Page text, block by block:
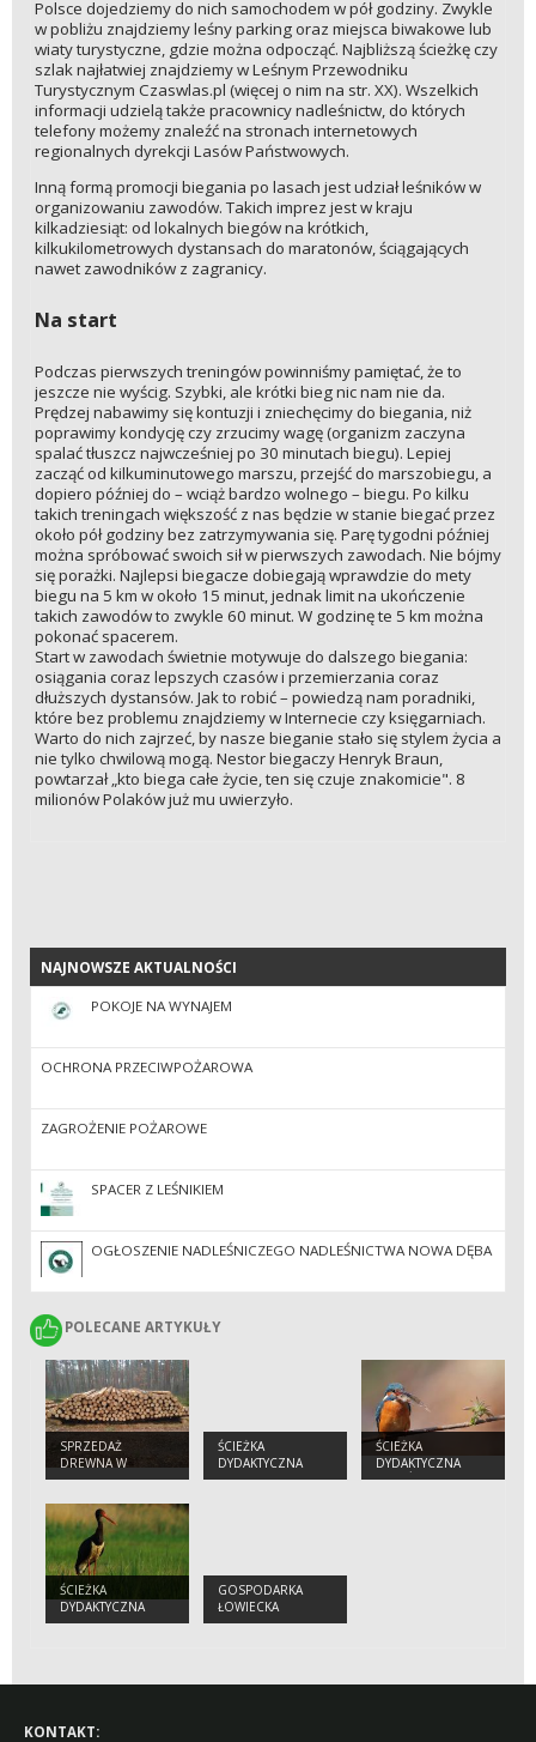
Polsce dojedziemy do nich samochodem w pół godziny. Zwykle
w pobliżu znajdziemy leśny parking oraz miejsca biwakowe lub
wiaty turystyczne, gdzie można odpocząć. Najbliższą ścieżkę czy
szlak najłatwiej znajdziemy w Leśnym Przewodniku
Turystycznym Czaswlas.pl (więcej o nim na str. XX). Wszelkich
informacji udzielą także pracownicy nadleśnictw, do których
telefony możemy znaleźć na stronach internetowych
regionalnych dyrekcji Lasów Państwowych.
Inną formą promocji biegania po lasach jest udział leśników w
organizowaniu zawodów. Takich imprez jest w kraju
kilkadziesiąt: od lokalnych biegów na krótkich,
kilkukilometrowych dystansach do maratonów, ściągających
nawet zawodników z zagranicy.
Na start
Podczas pierwszych treningów powinniśmy pamiętać, że to
jeszcze nie wyścig. Szybki, ale krótki bieg nic nam nie da.
Prędzej nabawimy się kontuzji i zniechęcimy do biegania, niż
poprawimy kondycję czy zrzucimy wagę (organizm zaczyna
spalać tłuszcz najwcześniej po 30 minutach biegu). Lepiej
zacząć od kilkuminutowego marszu, przejść do marszobiegu, a
dopiero później do – wciąż bardzo wolnego – biegu. Po kilku
takich treningach większość z nas będzie w stanie biegać przez
około pół godziny bez zatrzymywania się. Parę tygodni później
można spróbować swoich sił w pierwszych zawodach. Nie bójmy
się porażki. Najlepsi biegacze dobiegają wprawdzie do mety
biegu na 5 km w około 15 minut, jednak limit na ukończenie
takich zawodów to zwykle 60 minut. W godzinę te 5 km można
pokonać spacerem.
Start w zawodach świetnie motywuje do dalszego biegania:
osiągania coraz lepszych czasów i przemierzania coraz
dłuższych dystansów. Jak to robić – powiedzą nam poradniki,
które bez problemu znajdziemy w Internecie czy księgarniach.
Warto do nich zajrzeć, by nasze bieganie stało się stylem życia a
nie tylko chwilową mogą. Nestor biegaczy Henryk Braun,
powtarzał „kto biega całe życie, ten się czuje znakomicie". 8
milionów Polaków już mu uwierzyło.
NAJNOWSZE AKTUALNOŚCI
NAJNOWSZE AKTUALNOŚCI
POKOJE NA WYNAJEM
OCHRONA PRZECIWPOŻAROWA
ZAGROŻENIE POŻAROWE
SPACER Z LEŚNIKIEM
OGŁOSZENIE NADLEŚNICZEGO NADLEŚNICTWA NOWA DĘBA
POLECANE ARTYKUŁY
POLECANE ARTYKUŁY
SPRZEDAŻ
DREWNA W
LEŚNICTWACH
ŚCIEŻKA
DYDAKTYCZNA
NADLEŚNICTWA
ŚCIEŻKA
DYDAKTYCZNA
"BERÓWKA”
ŚCIEŻKA
DYDAKTYCZNA
"ROZALIN"
GOSPODARKA
ŁOWIECKA
KONTAKT: